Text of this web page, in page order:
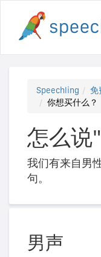
Speechling 免
你想买什么？
怎么说
我们有来自男
句。
男声